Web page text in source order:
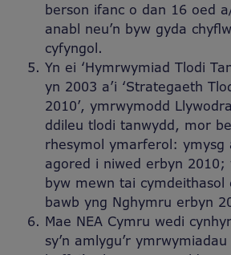
berson ifanc o dan 16 oed
anabl neu’n byw gyda
cyfyngol.
Yn ei ‘Hymrwymiad Tlodi
yn 2003 a’i ‘Strategaeth
2010’, ymrwymodd
ddileu tlodi tanwydd, mor
rhesymol ymarferol: ymysg
agored i niwed erbyn 2010;
byw mewn tai
bawb yng Nghymru erbyn
Mae NEA Cymru wedi
sy’n amlygu’r